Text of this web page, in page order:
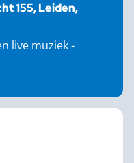
155, Leiden,
live muziek -